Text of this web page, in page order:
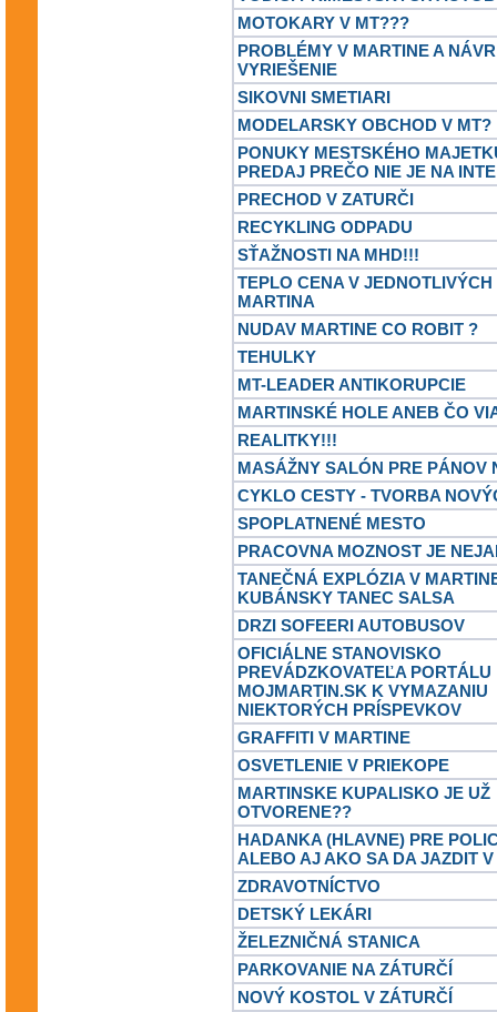
MOTOKARY V MT???
PROBLÉMY V MARTINE A
VYRIEŠENIE
SIKOVNI SMETIARI
MODELARSKY OBCHOD V MT?
PONUKY MESTSKÉHO
PREDAJ PREČO NIE JE NA
PRECHOD V ZATURČI
RECYKLING ODPADU
SŤAŽNOSTI NA MHD!!!
TEPLO CENA V
MARTINA
NUDAV MARTINE CO ROBIT ?
TEHULKY
MT-LEADER ANTIKORUPCIE
MARTINSKÉ HOLE ANEB ČO
REALITKY!!!
MASÁŽNY SALÓN PRE PÁNOV
CYKLO CESTY - TVORBA
SPOPLATNENÉ MESTO
PRACOVNA MOZNOST JE
TANEČNÁ EXPLÓZIA V
KUBÁNSKY TANEC SALSA
DRZI SOFEERI AUTOBUSOV
OFICIÁLNE STANOVISKO
PREVÁDZKOVATEĽA PORTÁLU
MOJMARTIN.SK K VYMAZANIU
NIEKTORÝCH PRÍSPEVKOV
GRAFFITI V MARTINE
OSVETLENIE V PRIEKOPE
MARTINSKE KUPALISKO JE UŽ
OTVORENE??
HADANKA (HLAVNE) PRE
ALEBO AJ AKO SA DA JAZDIT V
ZDRAVOTNÍCTVO
DETSKÝ LEKÁRI
ŽELEZNIČNÁ STANICA
PARKOVANIE NA ZÁTURČÍ
NOVÝ KOSTOL V ZÁTURČÍ